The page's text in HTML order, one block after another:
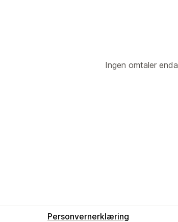
Ingen omtaler enda
Personvernerklæring